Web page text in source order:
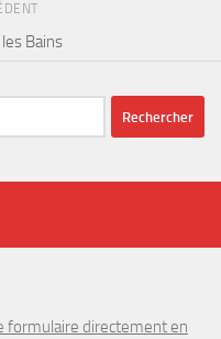
Bains
formulaire directement en